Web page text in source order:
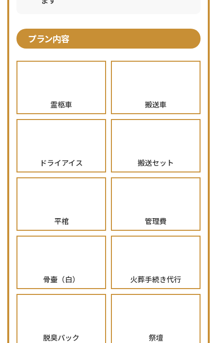
プラン内容
霊柩車 搬送車
ドライアイス 搬送セット
平棺 管理費
骨壷（白） 火葬手続き代行
脱臭パック 祭壇